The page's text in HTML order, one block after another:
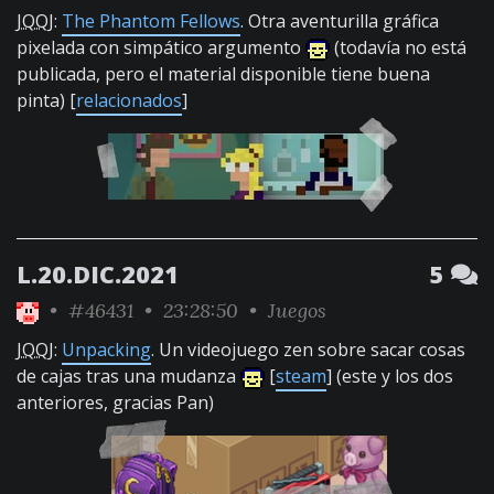
JQQJ: The Phantom Fellows. Otra aventurilla gráfica
pixelada con simpático argumento
(todavía no está
publicada, pero el material disponible tiene buena
pinta) [relacionados]
L.20.DIC.2021 5
• #46431 • 23:28:50 • Juegos
JQQJ: Unpacking. Un videojuego zen sobre sacar cosas
de cajas tras una mudanza
[steam] (este y los dos
anteriores, gracias Pan)